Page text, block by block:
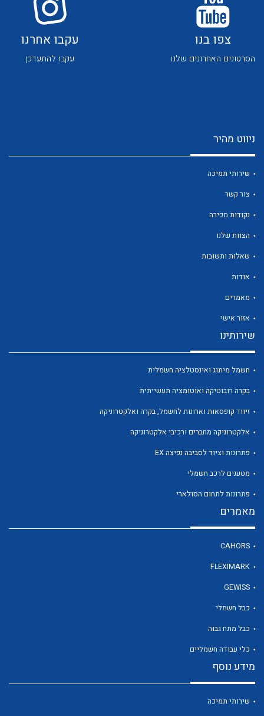
לכל מוצרי היצרן לכל מוצרי היצרן
לכל מוצרי היצרן לכל מוצרי היצרן
לכל מוצרי היצרן
לכל מוצרי היצרן
צפו בנו
הסרטונים האחרונים שלנו
עקבו אחרנו
עקבו להתעדכן
ניווט מהיר
שירותי תמיכה
צור קשר
נקודות מכירה
הצוות שלנו
שאלות ותשובות
אודות
מאמרים
אזור אישי
שירותינו
חשמל מיתוג ואינסטלציה חשמלית
בקרה רובוטיקה ואוטומציה תעשייתית
זיווד קופסאות וארונות לחשמל, בקרה ואלקטרוניקה
אלקטרוניקה מחברים ורכיבי אלקטרוניקה
פתרונות וציוד לסביבה נפיצה EX
מטענים לרכב חשמלי
פתרונות לתחום הסולארי
מאמרים
CAHORS
FLEXIMARK
GEWISS
כבל חשמלי
כבל מתח גבוה
כלי עבודה חשמליים
מידע נוסף
שירותי תמיכה